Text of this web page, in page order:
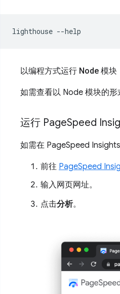
lighthouse
以编程方式运行 Node 模块
如需查看以 Node 模块的
运行 PageSpeed
如需在 PageSpeed
前往 PageSpeed
输入网页网址。
点击分析。